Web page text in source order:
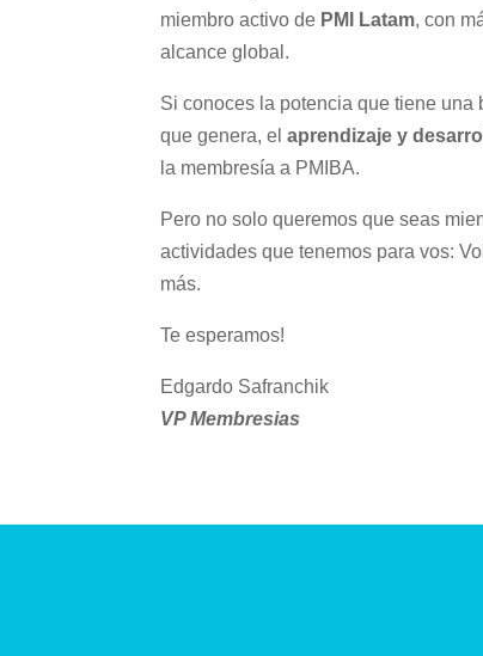
miembro activo de PMI Latam, con
alcance global.
Si conoces la potencia que tiene una
que genera, elaprendizaje y
la membresía a PMIBA.
Pero no solo queremos que seas
actividades que tenemos para vos:
más.
Te esperamos!
Edgardo Safranchik
VP Membresias